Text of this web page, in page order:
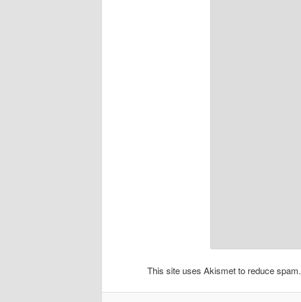
This site uses Akismet to reduce spam.